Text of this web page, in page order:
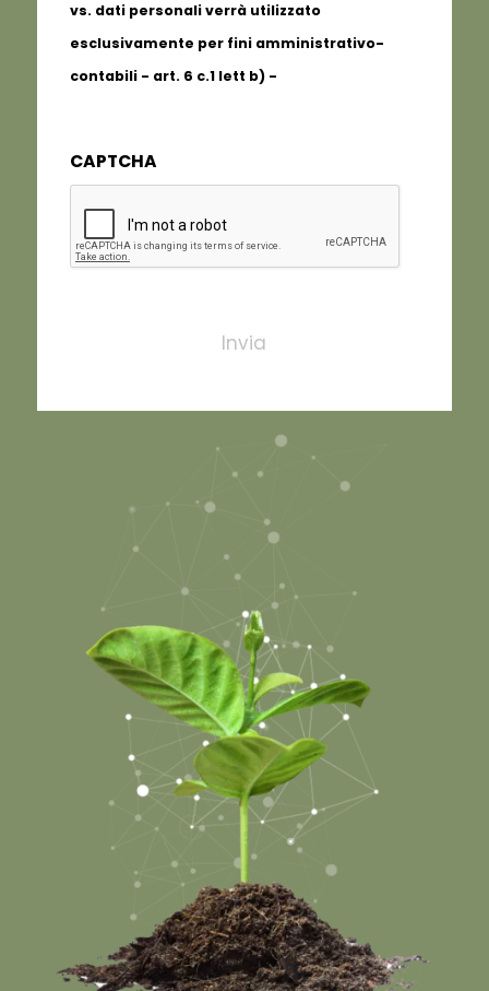
vs. dati personali verrà utilizzato
esclusivamente per fini amministrativo-
contabili - art. 6 c.1 lett b) -
CAPTCHA